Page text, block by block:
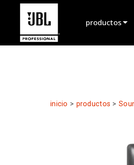
productos
Sonido en
inicio > productos >